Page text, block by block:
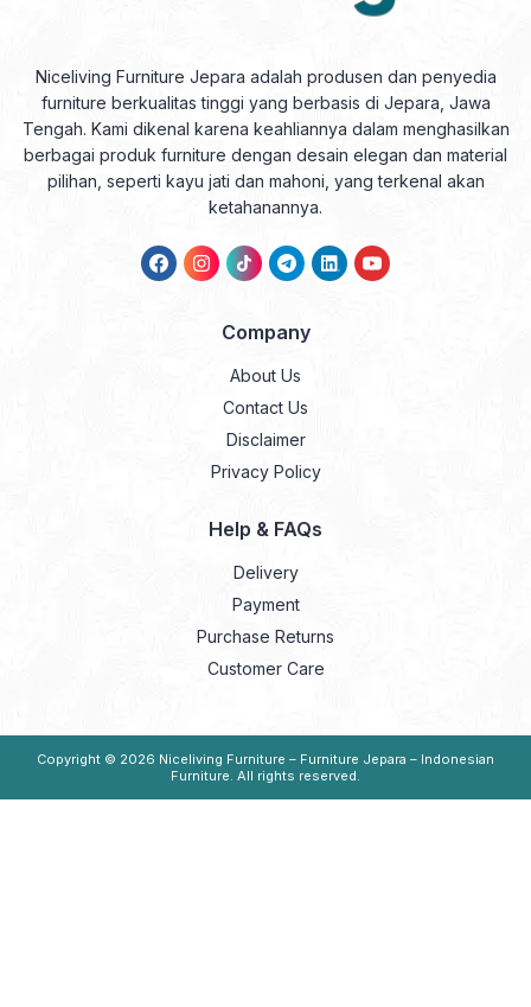
Niceliving Furniture Jepara adalah produsen dan penyedia
furniture berkualitas tinggi yang berbasis di Jepara, Jawa
Tengah. Kami dikenal karena keahliannya dalam menghasilkan
berbagai produk furniture dengan desain elegan dan material
pilihan, seperti kayu jati dan mahoni, yang terkenal akan
ketahanannya.
Company
About Us
Contact Us
Disclaimer
Privacy Policy
Help & FAQs
Delivery
Payment
Purchase Returns
Customer Care
Copyright © 2026 Niceliving Furniture – Furniture Jepara – Indonesian
Furniture. All rights reserved.